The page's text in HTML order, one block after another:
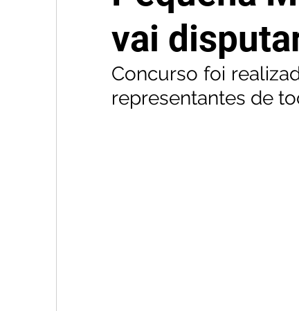
vai
Concurso foi
representantes de